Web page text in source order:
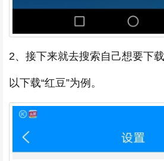
2、接下来就去搜索自己想要下
以下载“红豆”为例。